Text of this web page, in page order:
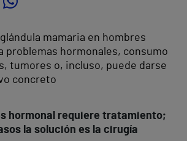
mamaria en hombres
problemas hormonales, consumo
tumores o, incluso, puede darse
concreto
hormonal requiere tratamiento;
la solución es la cirugía